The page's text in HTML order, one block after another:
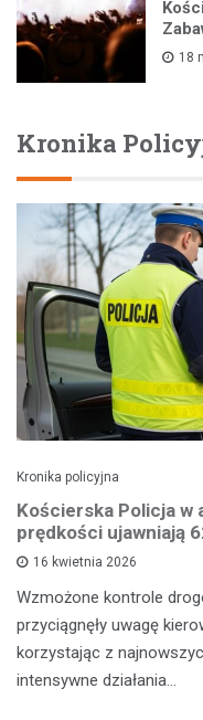
18
Kronika
Kronika policyjna
Kościerska Policja w
prędkości ujawniają
16 kwietnia 2026
Wzmożone kontrole
przyciągnęły uwagę
korzystając z
intensywne działania…